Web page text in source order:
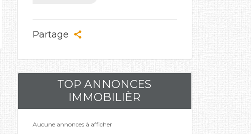
Partage
TOP ANNONCES
IMMOBILIÈR
Aucune annonces à afficher